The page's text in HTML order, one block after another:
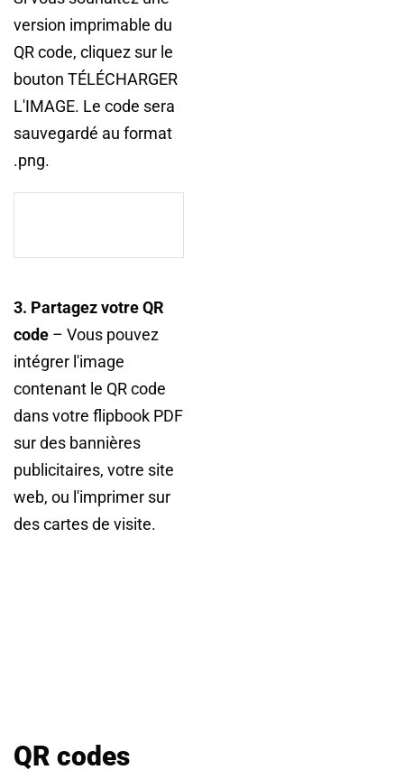
version imprimable du
QR code, cliquez sur le
bouton TÉLÉCHARGER
L'IMAGE. Le code sera
sauvegardé au format
.png.
3. Partagez votre QR
code – Vous pouvez
intégrer l'image
contenant le QR code
dans votre flipbook PDF
sur des bannières
publicitaires, votre site
web, ou l'imprimer sur
des cartes de visite.
QR codes